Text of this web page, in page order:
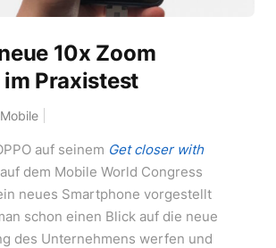
10x Zoom
im Praxistest
Mobile
auf seinem Get closer with
dem Mobile World Congress
neues Smartphone vorgestellt
schon einen Blick auf die neue
des Unternehmens werfen und